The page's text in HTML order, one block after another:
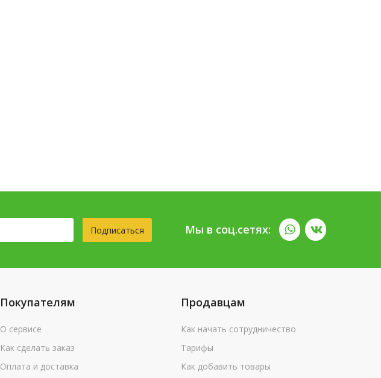
Подписаться Мы в соц.сетях:
Покупателям
О сервисе
Как сделать заказ
Оплата и доставка
Продавцам
Как начать сотрудничество
Тарифы
Как добавить товары